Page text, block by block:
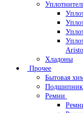
Хладоны
Прочее
Бытовая
Ремни